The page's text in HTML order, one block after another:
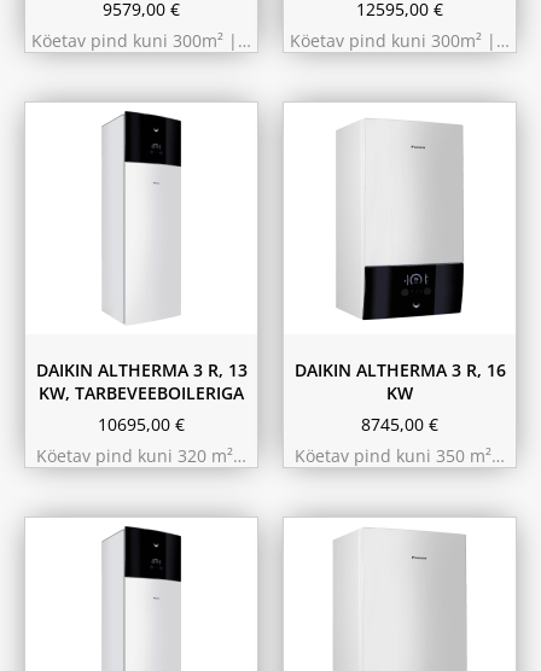
9579,00 €
Köetav pind kuni 300m² |…
12595,00 €
Köetav pind kuni 300m² |…
230L
DAIKIN ALTHERMA 3 R, 13
KW, TARBEVEEBOILERIGA
10695,00 €
Köetav pind kuni 320 m²…
DAIKIN ALTHERMA 3 R, 16
KW
8745,00 €
Köetav pind kuni 350 m²…